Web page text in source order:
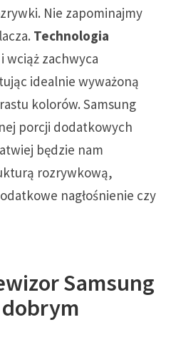
Nie zapominajmy
Technologia
wciąż zachwyca
idealnie wyważoną
kolorów. Samsung
porcji dodatkowych
będzie nam
rozrywkową,
nagłośnienie czy
Samsung